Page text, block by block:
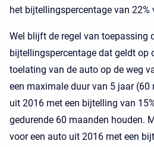
het bijtellingspercentage van 22%
Wel blijft de regel van toepassing
bijtellingspercentage dat geldt op
toelating van de auto op de weg
een maximale duur van 5 jaar (60
uit 2016 met een bijtelling van
gedurende 60 maanden houden.
voor een auto uit 2016 met een